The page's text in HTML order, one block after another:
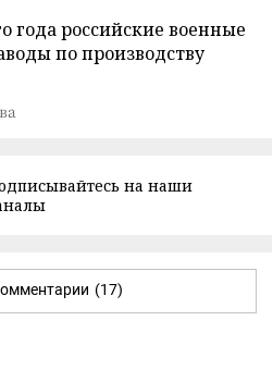
года российские военные
по производству
на наши
(17)